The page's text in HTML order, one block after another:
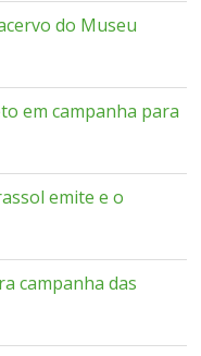
do Museu
em campanha para
emite e o
campanha das